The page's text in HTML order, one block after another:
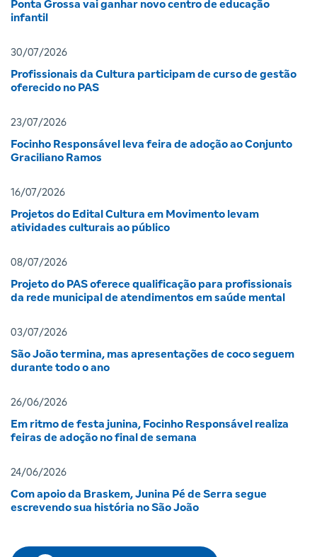
Ponta Grossa vai ganhar novo centro de educação
infantil
30/07/2026
Profissionais da Cultura participam de curso de gestão
oferecido no PAS
23/07/2026
Focinho Responsável leva feira de adoção ao Conjunto
Graciliano Ramos
16/07/2026
Projetos do Edital Cultura em Movimento levam
atividades culturais ao público
08/07/2026
Projeto do PAS oferece qualificação para profissionais
da rede municipal de atendimentos em saúde mental
03/07/2026
São João termina, mas apresentações de coco seguem
durante todo o ano
26/06/2026
Em ritmo de festa junina, Focinho Responsável realiza
feiras de adoção no final de semana
24/06/2026
Com apoio da Braskem, Junina Pé de Serra segue
escrevendo sua história no São João